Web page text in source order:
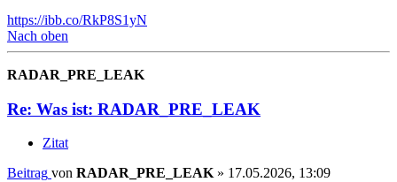
https://ibb.co/RkP8S1yN
Nach oben
RADAR_PRE_LEAK
Re: Was ist: RADAR_PRE_LEAK
Zitat
Beitrag von RADAR_PRE_LEAK» 17.05.2026, 13:09